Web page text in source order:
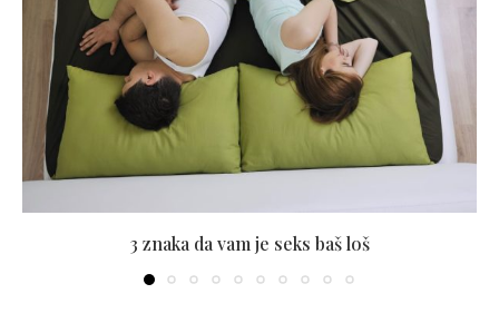
3 znaka da vam je seks baš loš